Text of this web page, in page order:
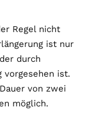
Regel nicht
ist nur
durch
vorgesehen ist.
von zwei
möglich.